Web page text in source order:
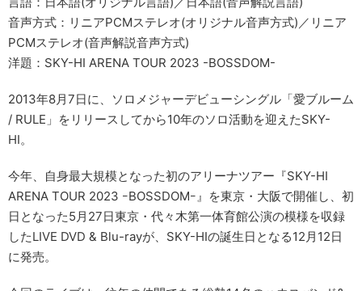
音声方式：リニアPCMステレオ(オリジナル音声方式)／リニア
PCMステレオ(音声解説音声方式)
洋題：SKY-HI ARENA TOUR 2023 -BOSSDOM-
2013年8月7日に、ソロメジャーデビューシングル「愛ブルーム
/ RULE」をリリースしてから10年のソロ活動を迎えたSKY-
HI。
今年、自身最大規模となった初のアリーナツアー『SKY-HI
ARENA TOUR 2023 ｰBOSSDOMｰ』を東京・大阪で開催し、初
日となった5月27日東京・代々木第⼀体育館公演の模様を収録
したLIVE DVD & Blu-rayが、SKY-HIの誕生日となる12月12日
に発売。